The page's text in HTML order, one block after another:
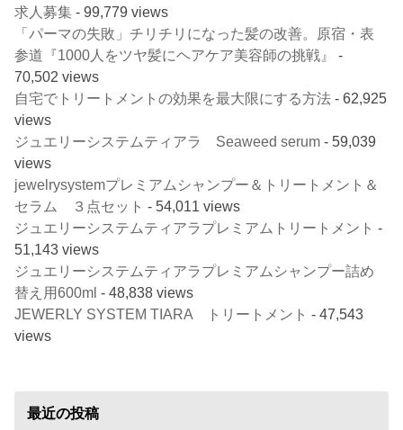
求人募集 - 99,779 views
「パーマの失敗」チリチリになった髪の改善。原宿・表
参道『1000人をツヤ髪にヘアケア美容師の挑戦』
-
70,502 views
自宅でトリートメントの効果を最大限にする方法 - 62,925
views
ジュエリーシステムティアラ Seaweed serum - 59,039
views
jewelrysystemプレミアムシャンプー＆トリートメント＆
セラム ３点セット - 54,011 views
ジュエリーシステムティアラプレミアムトリートメント -
51,143 views
ジュエリーシステムティアラプレミアムシャンプー詰め
替え用600ml - 48,838 views
JEWERLY SYSTEM TIARA トリートメント - 47,543
views
最近の投稿